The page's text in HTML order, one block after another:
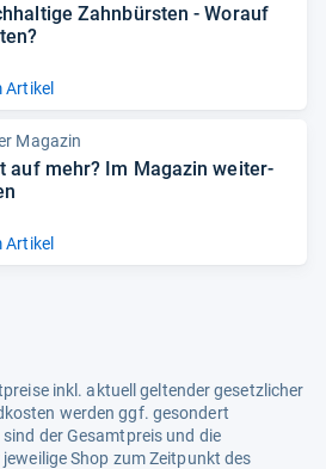
Zahn­bürs­ten -​ Wor­auf
Artikel
Magazin
auf mehr? Im Maga­zin wei­ter­
Artikel
inkl. aktuell geltender gesetzlicher
werden ggf. gesondert
der Gesamtpreis und die
Shop zum Zeitpunkt des